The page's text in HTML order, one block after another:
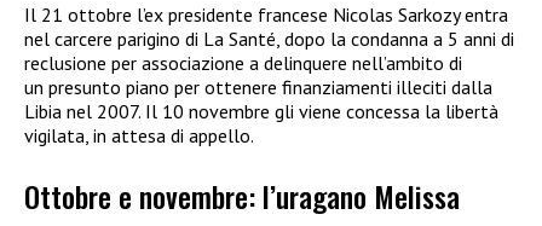
Il 21 ottobre l’ex presidente francese Nicolas Sarkozy entra
nel carcere parigino di La Santé, dopo la condanna a 5 anni di
reclusione per associazione a delinquere nell’ambito di
un presunto piano per ottenere finanziamenti illeciti dalla
Libia nel 2007. Il 10 novembre gli viene concessa la libertà
vigilata, in attesa di appello.
Ottobre e novembre: l’uragano Melissa